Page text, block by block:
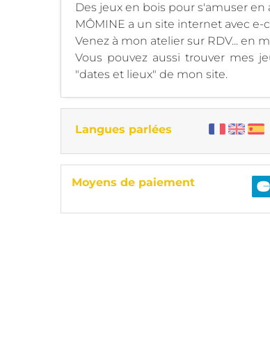
Des jeux en bois pour s'amuser
MÔMINE a un site internet avec
Venez à mon atelier sur RDV... en
Vous pouvez aussi trouver mes
"dates et lieux" de mon site.
Langues parlées
Moyens de paiement